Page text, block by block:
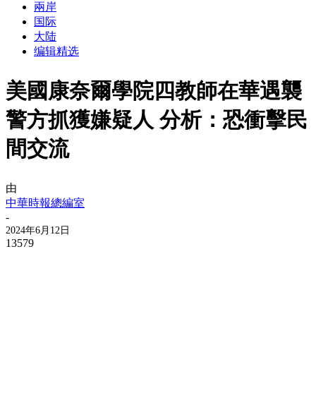
兩岸
国际
大陆
编辑精选
美國康奈爾學院四教師在華遇襲
警方抓獲嫌疑人 分析：恐衝擊民
間交流
由
中華時報總編室
-
2024年6月12日
13579